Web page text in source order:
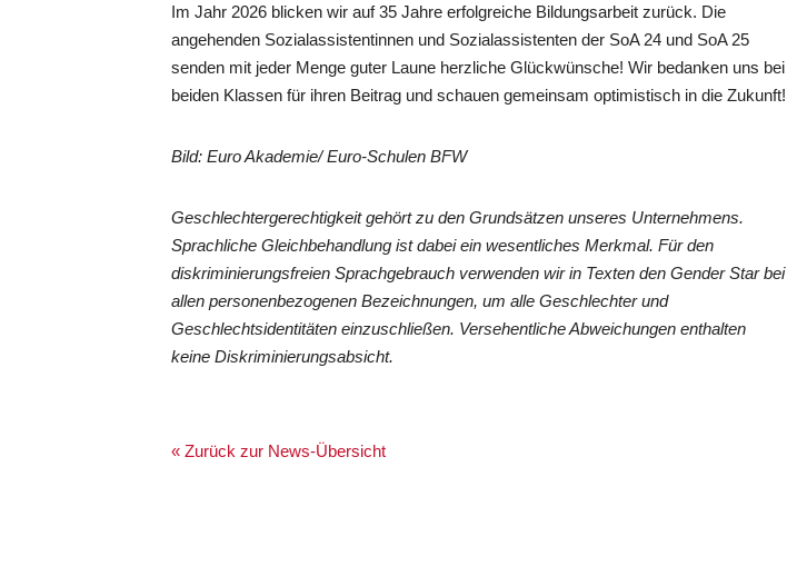
Im Jahr 2026 blicken wir auf 35 Jahre erfolgreiche Bildungsarbeit zurück. Die
angehenden Sozialassistentinnen und Sozialassistenten der SoA 24 und SoA 25
senden mit jeder Menge guter Laune herzliche Glückwünsche! Wir bedanken uns bei
beiden Klassen für ihren Beitrag und schauen gemeinsam optimistisch in die Zukunft!
Bild: Euro Akademie/ Euro-Schulen BFW
Geschlechtergerechtigkeit gehört zu den Grundsätzen unseres Unternehmens.
Sprachliche Gleichbehandlung ist dabei ein wesentliches Merkmal. Für den
diskriminierungsfreien Sprachgebrauch verwenden wir in Texten den Gender Star bei
allen personenbezogenen Bezeichnungen, um alle Geschlechter und
Geschlechtsidentitäten einzuschließen. Versehentliche Abweichungen enthalten
keine Diskriminierungsabsicht.
« Zurück zur News-Übersicht